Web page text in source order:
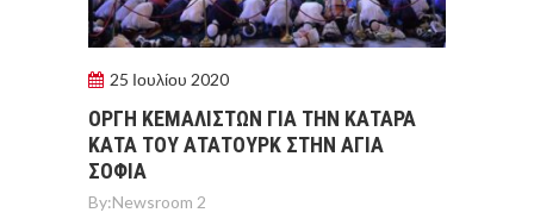
25 Ιουλίου 2020
ΟΡΓΗ ΚΕΜΑΛΙΣΤΩΝ ΓΙΑ ΤΗΝ ΚΑΤΑΡΑ
ΚΑΤΑ ΤΟΥ ΑΤΑΤΟΥΡΚ ΣΤΗΝ ΑΓΙΑ
ΣΟΦΙΑ
By:Newsroom 2